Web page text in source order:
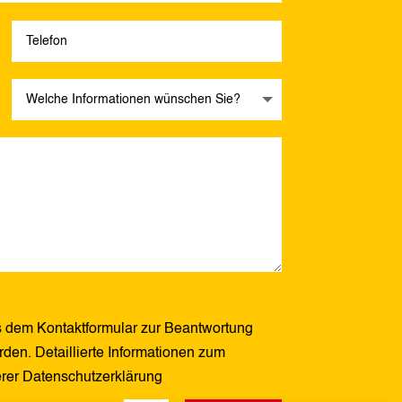
Kontaktformular zur Beantwortung
Detaillierte Informationen zum
Datenschutzerklärung